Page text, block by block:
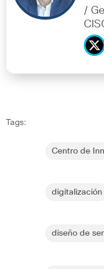
/
Tags:
Centro de
digitalización
diseño de